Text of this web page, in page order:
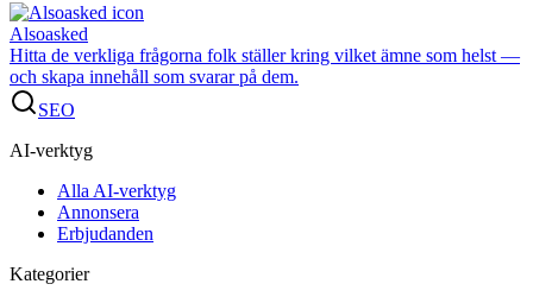
Alsoasked
Hitta de verkliga frågorna folk ställer kring vilket ämne som helst —
och skapa innehåll som svarar på dem.
SEO
AI-verktyg
Alla AI-verktyg
Annonsera
Erbjudanden
Kategorier